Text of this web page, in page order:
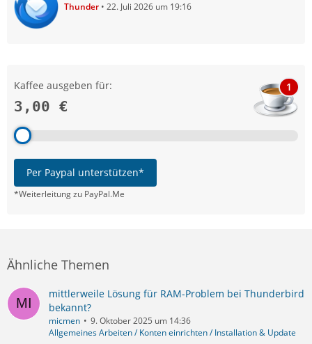
Thunder 22. Juli 2026 um 19:16
Kaffee ausgeben für:
3,00 €
1
Per Paypal unterstützen*
*Weiterleitung zu PayPal.Me
Ähnliche Themen
mittlerweile Lösung für RAM-Problem bei Thunderbird
bekannt?
micmen
9. Oktober 2025 um 14:36
Allgemeines Arbeiten / Konten einrichten / Installation & Update